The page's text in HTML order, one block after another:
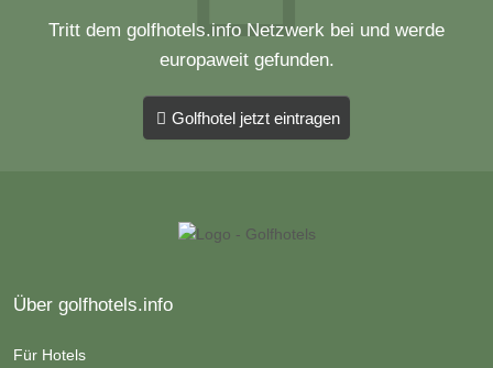
Tritt dem golfhotels.info Netzwerk bei und werde
europaweit gefunden.
Golfhotel jetzt eintragen
Über golfhotels.info
Für Hotels